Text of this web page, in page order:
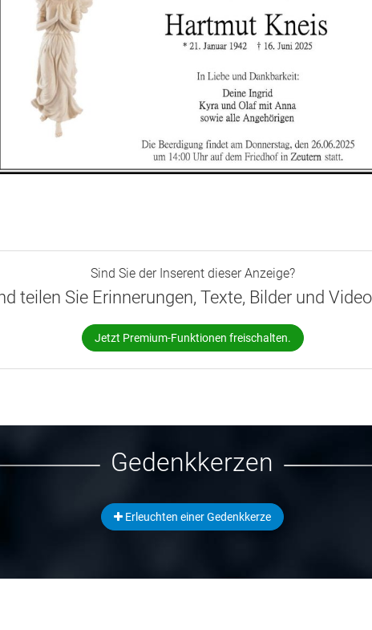
Sind Sie der Inserent dieser Anzeige?
teilen Sie Erinnerungen, Texte, Bilder und
Jetzt Premium-Funktionen freischalten.
Gedenkkerzen
Erleuchten einer Gedenkkerze